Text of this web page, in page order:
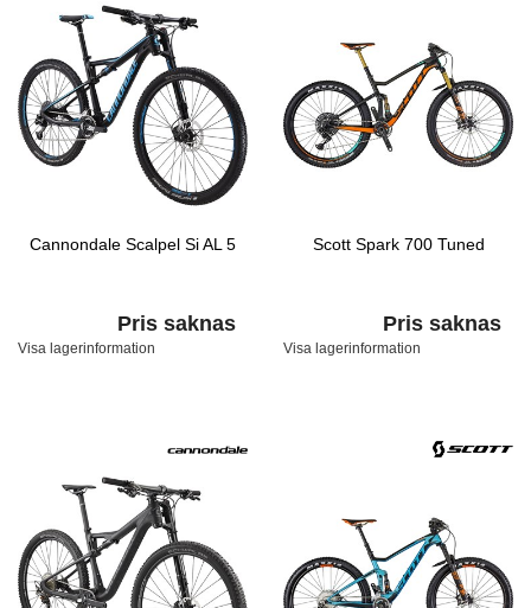
Cannondale Scalpel Si AL 5
Pris saknas
Visa lagerinformation
Scott Spark 700 Tuned
Pris saknas
Visa lagerinformation